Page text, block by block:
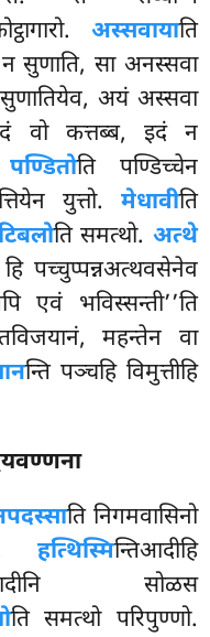
अस्सवायाति
सुणाति, सा अनस्सवा
सुणातियेव, अयं अस्सवा
वो कत्तब्ब, इदं न
पण्डितोति पण्डिच्चेन
युत्तो. मेधावीति
ति समत्थो. अत्थे
हि पच्चुप्पन्नअत्थवसेनेव
एवं भविस्सन्ती’’ति
महन्तेन वा
न्ति पञ्चहि विमुत्तीहि
ति निगमवासिनो
हत्थिस्मिन्तिआदीहि
सोळस
तिसमत्थो परिपुण्णो.